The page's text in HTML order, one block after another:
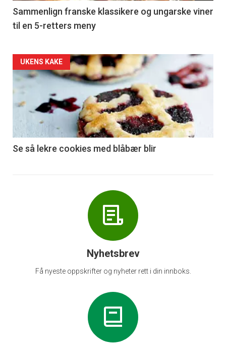
5
Sammenlign franske klassikere og ungarske viner
til en 5-retters meny
Forsiden
akkurat
nå
6
UKENS KAKE
Se så lekre cookies med blåbær blir
Nyhetsbrev
Få nyeste oppskrifter og nyheter rett i din innboks.